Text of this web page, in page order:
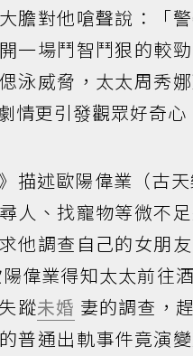
膽對他嗆聲說：「
一場鬥智鬥狠的較
泳威脅，太太周秀
情更引發觀眾好奇心
描述歐陽偉業（古
人、找寵物等微不
他調查自己的女朋
偉業得知太太前往
蹤未婚 妻的調查，
普通出軌事件竟演